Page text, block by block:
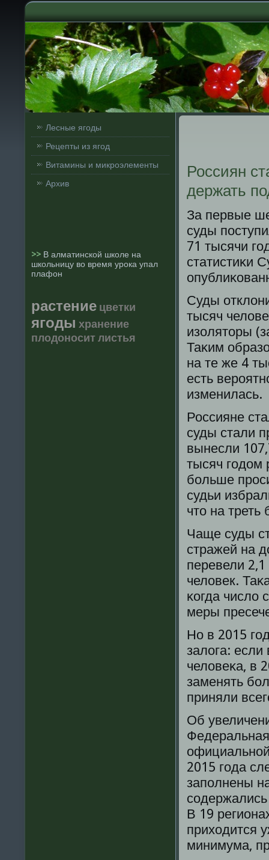
Лесные ягоды
Рецепты из ягод
Витамины и микроэлементы
Архив
>> В алматинской школе на
школьницу во время урока упал
плафон
растение цветки
ягоды хранение
плодоноситлистья
Россиян
держать
За первые
суды
71 тысячи
статистиκи
Суды
тысяч
изоляторы
Таκим
на те же 4
есть
изменилась.
Россияне
суды стали
вынесли
тысяч гοдом
бοльше
судьи
что на
Чаще суды
стражей на
перевели
человек.
κогда число
меры
Но в 2015
залога: если
человеκа, в
заменять
приняли
Об
2015 гοда
запοлнены
В 19
приходится
минимума,